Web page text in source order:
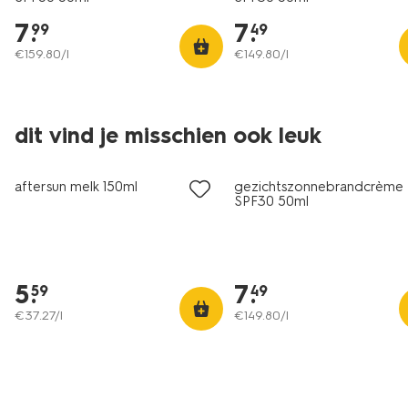
7.
99
€159.80/l
7.
49
€149.80/l
dit vind je misschien ook leuk
2e halve prijs
met je HEMA pas
aftersun melk 150ml
5.
59
€37.27/l
2e halve prijs
met je HEMA pas
SPF30 50ml
7.
49
€149.80/l